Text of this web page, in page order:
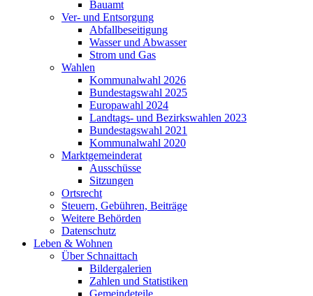
Bauamt
Ver- und Entsorgung
Abfallbeseitigung
Wasser und Abwasser
Strom und Gas
Wahlen
Kommunalwahl 2026
Bundestagswahl 2025
Europawahl 2024
Landtags- und Bezirkswahlen 2023
Bundestagswahl 2021
Kommunalwahl 2020
Marktgemeinderat
Ausschüsse
Sitzungen
Ortsrecht
Steuern, Gebühren, Beiträge
Weitere Behörden
Datenschutz
Leben & Wohnen
Über Schnaittach
Bildergalerien
Zahlen und Statistiken
Gemeindeteile